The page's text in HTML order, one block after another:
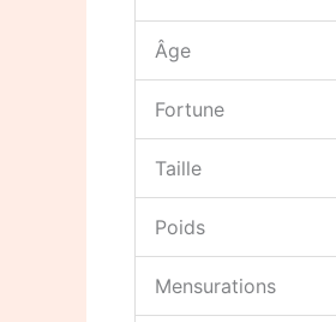
Âge
Fortune
Taille
Poids
Mensurations